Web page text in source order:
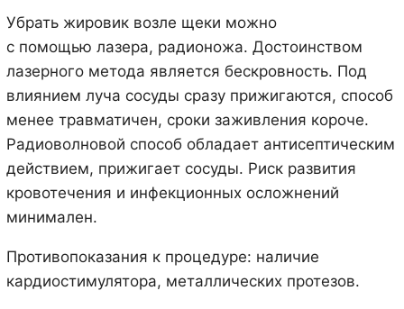
Убрать жировик возле щеки можно
с помощью лазера, радионожа. Достоинством
лазерного метода является бескровность. Под
влиянием луча сосуды сразу прижигаются, способ
менее травматичен, сроки заживления короче.
Радиоволновой способ обладает антисептическим
действием, прижигает сосуды. Риск развития
кровотечения и инфекционных осложнений
минимален.
Противопоказания к процедуре: наличие
кардиостимулятора, металлических протезов.